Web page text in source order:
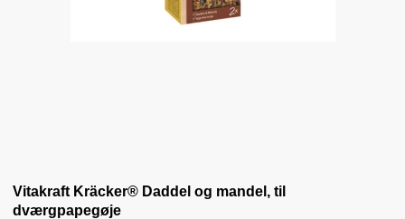
Vitakraft Kräcker® Daddel og mandel, til
dværgpapegøje